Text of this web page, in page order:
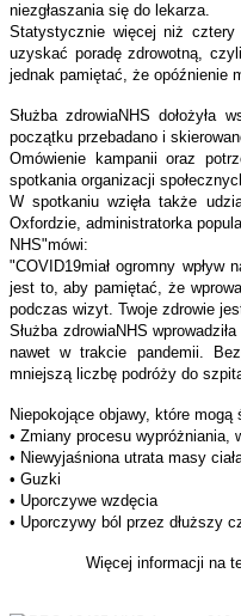
niezgłaszania się do lekarza.
Statystycznie więcej niż cztery
uzyskać poradę zdrowotną,
jednak pamiętać, że opóźnienie
Służba zdrowiaNHS
początku przebadano i
Omówienie kampanii oraz
spotkania organizacji
W spotkaniu wzięła także
Oxfordzie, administratorka
NHS"mówi:
"COVID19miał ogromny
jest to, aby pamiętać, że
podczas wizyt. Twoje zdrowie
Służba zdrowiaNHS
nawet w trakcie pandemii.
mniejszą liczbę podróży do
Niepokojące objawy, które
• Zmiany procesu wypróżniania,
• Niewyjaśniona utrata masy
• Guzki
• Uporczywe wzdęcia
• Uporczywy ból przez dłuższy
Więcej informacji na